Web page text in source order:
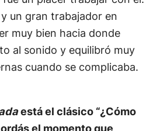
un gran trabajador en
muy bien hacia donde
al sonido y equilibró muy
cuando se complicaba.
está el clásico “¿Cómo
el momento que